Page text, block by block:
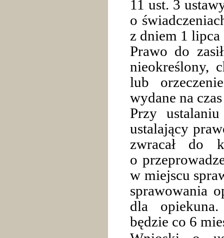
11 ust. 3
o
z dniem 1 lipca
Prawo do
nieokreślony,
lub
wydane na
Przy
ustalający
zwracał do
o
w miejscu
sprawowania
dla
będzie co 6